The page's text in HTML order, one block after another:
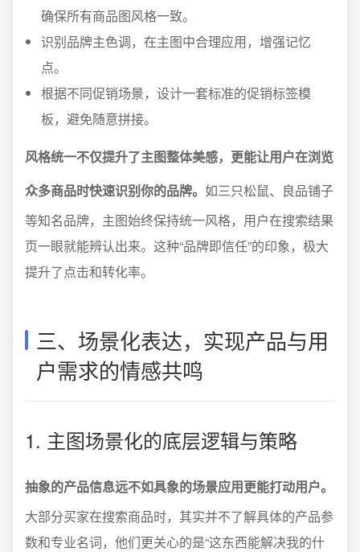
确保所有商品图风格一致。
识别品牌主色调，在主图中合理应用，增强记忆
点。
根据不同促销场景，设计一套标准的促销标签模
板，避免随意拼接。
风格统一不仅提升了主图整体美感，更能让用户在浏览
众多商品时快速识别你的品牌。 如三只松鼠、良品铺子
等知名品牌，主图始终保持统一风格，用户在搜索结果
页一眼就能辨认出来。这种“品牌即信任”的印象，极大
提升了点击和转化率。
三、场景化表达，实现产品与用
户需求的情感共鸣
1. 主图场景化的底层逻辑与策略
抽象的产品信息远不如具象的场景应用更能打动用户。
大部分买家在搜索商品时，其实并不了解具体的产品参
数和专业名词，他们更关心的是“这东西能解决我的什